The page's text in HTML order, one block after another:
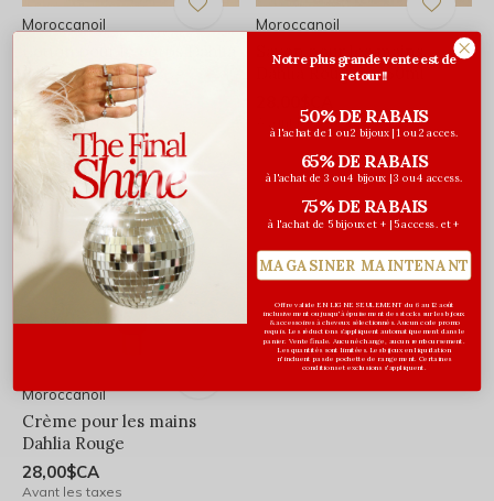
Moroccanoil
Rouge - 360ml
38,00$CA
Avant les taxes
Moroccanoil
Savon pour les mains
Dahlia Rouge - 360ml
Avant les taxes
2 FORMATS
Moroccanoil
Crème pour les mains
Dahlia Rouge
28,00$CA
Avant les taxes
Notre plus grande vente est de
retour!!
50% DE RABAIS
à l'achat de 1 ou 2 bijoux | 1 ou 2 acces.
65% DE RABAIS
à l'achat de 3 ou 4 bijoux | 3 ou 4 access.
75% DE RABAIS
à l'achat de 5 bijoux et + | 5 access. et +
MAGASINER MAINTENANT
Offre valide EN LIGNE SEULEMENT du 6 au 12 août
inclusivement ou jusqu'à épuisement des stocks sur les bijoux
& accessoires à cheveux sélectionnés. Aucun code promo
requis. Les réductions s’appliquent automatiquement dans le
panier. Vente finale. Aucun échange, aucun remboursement.
Les quantités sont limitées. Les bijoux en liquidation
n'incluent pas de pochette de rangement. Certaines
conditions et exclusions s'appliquent.